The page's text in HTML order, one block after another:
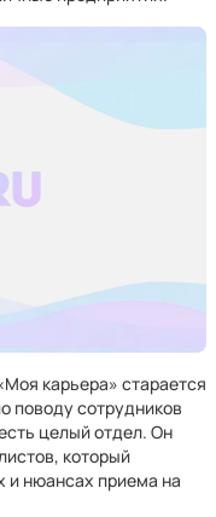
карьера» старается
поводу сотрудников
целый отдел. Он
который
и нюансах приема на